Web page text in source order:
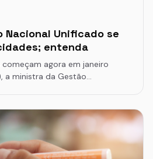
Nacional Unificado se
entenda
agora em janeiro
a ministra da Gestão…